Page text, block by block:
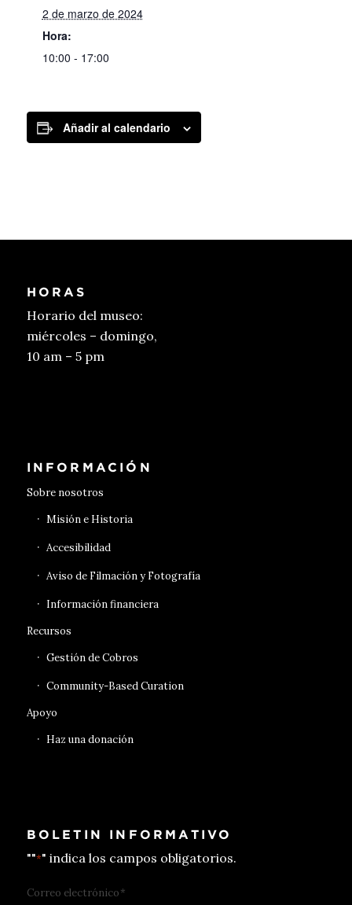
2 de marzo de 2024
Hora:
10:00 - 17:00
Añadir al calendario
HORAS
Horario del museo:
miércoles – domingo,
10 am – 5 pm
INFORMACIÓN
Sobre nosotros
Misión e Historia
Accesibilidad
Aviso de Filmación y Fotografía
Información financiera
Recursos
Gestión de Cobros
Community-Based Curation
Apoyo
Haz una donación
BOLETIN INFORMATIVO
""*" indica los campos obligatorios.
Correo electrónico*